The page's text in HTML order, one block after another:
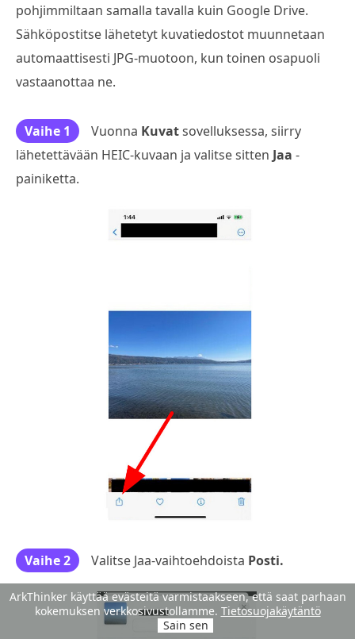
pohjimmiltaan samalla tavalla kuin Google Drive.
Sähköpostitse lähetetyt kuvatiedostot muunnetaan
automaattisesti JPG-muotoon, kun toinen osapuoli
vastaanottaa ne.
Vaihe 1 Vuonna Kuvatsovelluksessa, siirry
lähetettävään HEIC-kuvaan ja valitse sitten Jaa -
painiketta.
Vaihe 2 Valitse Jaa-vaihtoehdoista Posti.
ArkThinker käyttää evästeitä varmistaakseen, että saat parhaan
kokemuksen verkkosivustollamme. Tietosuojakäytäntö
Sain sen